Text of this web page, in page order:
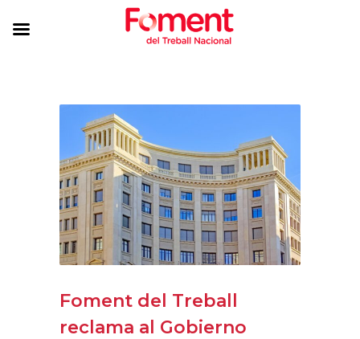
Foment del Treball
reclama al Gobierno